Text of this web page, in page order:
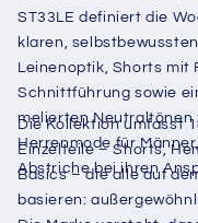
ST33LE definiert die
klaren,
Leinenoptik, Shorts mit
Schnittführung sowie
melierten Neutraltönen
Herrenmode für
Abstriche bei ihren
Die Kollektion umfasst
Einzelteile – Shorts,
Basics – die alle auf
basieren: